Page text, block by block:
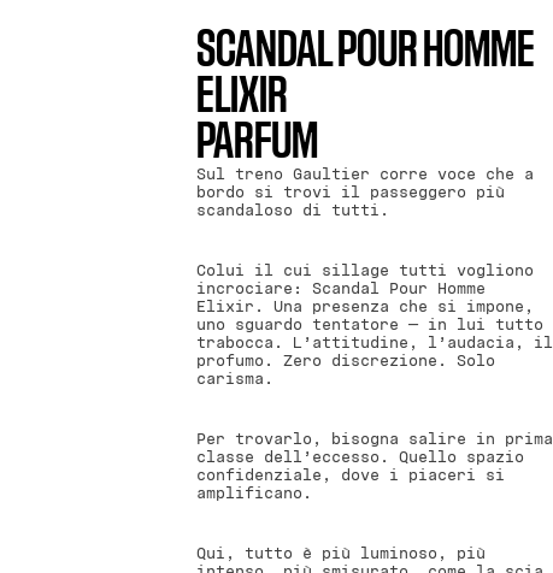
SCANDAL POUR HOMME
ELIXIR
PARFUM
Sul treno Gaultier corre voce che a
bordo si trovi il passeggero più
scandaloso di tutti.
Colui il cui sillage tutti vogliono
incrociare: Scandal Pour Homme
Elixir. Una presenza che si impone,
uno sguardo tentatore — in lui tutto
trabocca. L’attitudine, l’audacia, il
profumo. Zero discrezione. Solo
carisma.
Per trovarlo, bisogna salire in prima
classe dell’eccesso. Quello spazio
confidenziale, dove i piaceri si
amplificano.
Qui, tutto è più luminoso, più